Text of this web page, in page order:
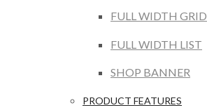
FULL WIDTH GRID
FULL WIDTH LIST
SHOP BANNER
PRODUCT FEATURES